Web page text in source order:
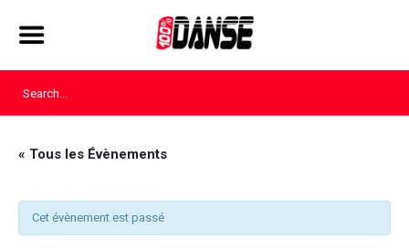
« Tous les Évènements
Cet évènement est passé